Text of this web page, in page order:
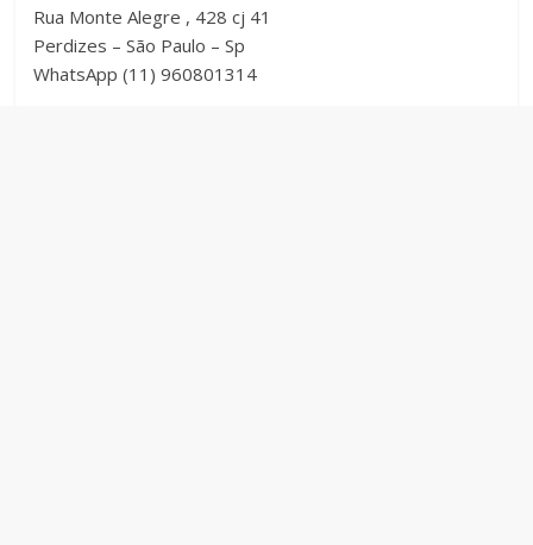
Rua Monte Alegre , 428 cj 41
Perdizes – São Paulo – Sp
WhatsApp (11) 960801314